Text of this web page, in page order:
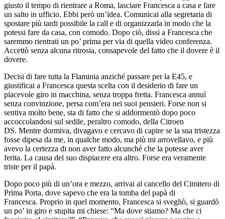
giusto il tempo di rientrare a Roma, lasciare Francesca a casa e fare
un salto in ufficio. Ebbi però un’idea. Comunicai alla segretaria di
spostare più tardi possibile la call e di organizzarla in modo che la
potessi fare da casa, con comodo. Dopo ciò, dissi a Francesca che
saremmo rientrati un po’ prima per via di quella video conferenza.
Accettò senza alcuna ritrosia, consapevole del fatto che il dovere è il
dovere.
Decisi di fare tutta la Flaminia anziché passare per la E45, e
giustificai a Francesca questa scelta con il desiderio di fare un
piacevole giro in macchina, senza troppa fretta. Francesca annuì
senza convinzione, persa com’era nei suoi pensieri. Forse non si
sentiva molto bene, sta di fatto che si addormentò dopo poco
accoccolandosi sul sedile, peraltro comodo, della Citroen
DS. Mentre dormiva, divagavo e cercavo di capire se la sua tristezza
fosse dipesa da me, in qualche modo, ma più mi arrovellavo, e più
avevo la certezza di non aver fatto alcunché che la potesse aver
ferita. La causa del suo dispiacere era altro. Forse era veramente
triste per il papà.
Dopo poco più di un’ora e mezzo, arrivai al cancello del Cimitero di
Prima Porta, dove sapevo che era la tomba del papà di
Francesca. Proprio in quel momento, Francesca si svegliò, si guardò
un po’ in giro e stupita mi chiese: “Ma dove stiamo? Ma che ci